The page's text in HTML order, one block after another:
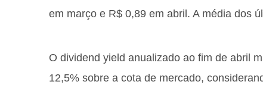
em março e R$ 0,89 em abril. A média dos
O dividend yield anualizado ao fim de abril
12,5% sobre a cota de mercado,